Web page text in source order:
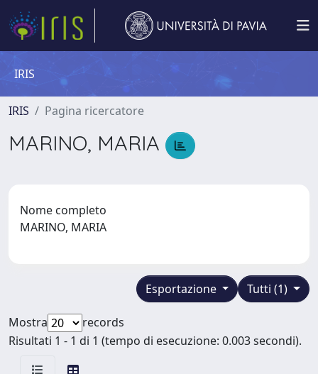
IRIS
IRIS Pagina ricercatore
MARINO, MARIA
Nome completo
MARINO, MARIA
Tutti (1)
Esportazione
Mostra
records
Risultati 1 - 1 di 1 (tempo di esecuzione: 0.003 secondi).